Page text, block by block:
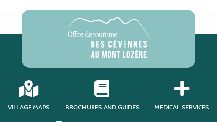
VILLAGE MAPS BROCHURES AND GUIDES MEDICAL SERVICES